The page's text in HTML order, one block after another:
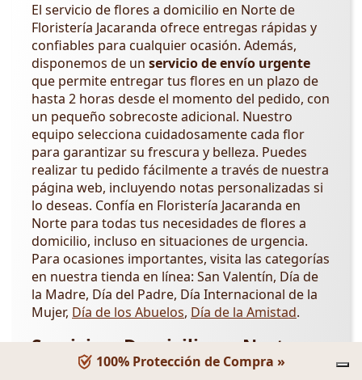
El servicio de flores a domicilio en Norte de
Floristería Jacaranda ofrece entregas rápidas y
confiables para cualquier ocasión. Además,
disponemos de un servicio de envío urgente
que permite entregar tus flores en un plazo de
hasta 2 horas desde el momento del pedido, con
un pequeño sobrecoste adicional. Nuestro
equipo selecciona cuidadosamente cada flor
para garantizar su frescura y belleza. Puedes
realizar tu pedido fácilmente a través de nuestra
página web, incluyendo notas personalizadas si
lo deseas. Confía en Floristería Jacaranda en
Norte para todas tus necesidades de flores a
domicilio, incluso en situaciones de urgencia.
Para ocasiones importantes, visita las categorías
en nuestra tienda en línea: San Valentín, Día de
la Madre, Día del Padre, Día Internacional de la
Mujer, Día de los Abuelos, Día de la Amistad.
Servicio a Domicilio en Norte y
Localidades Cercanas
100% Protección de Compra »